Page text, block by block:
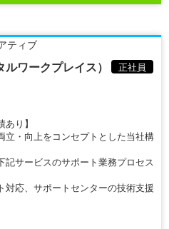
ティブ
ワークプレイス）
正社員
り】
立・向上をコンセプトとした当社構
記サービスのサポート業務プロセス
対応、サポートセンターの技術支援